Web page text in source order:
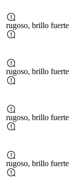
rugoso, brillo fuerte
rugoso, brillo fuerte
rugoso, brillo fuerte
rugoso, brillo fuerte